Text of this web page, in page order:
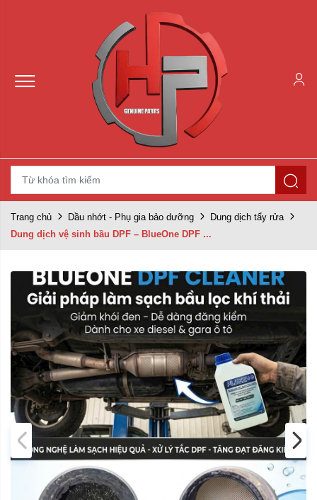
Trang chủ Dầu nhớt - Phụ gia bảo dưỡng
Dung dịch tẩy rửa
Dung dịch vệ sinh bầu DPF – BlueOne DPF ...